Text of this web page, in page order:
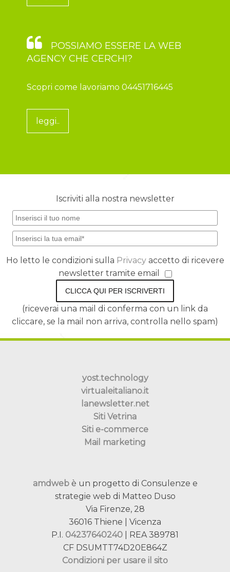
POSSIAMO ESSERE LA WEB
AGENCY CHE CERCHI?
Scopri come lavoriamo 04451716445
leggi..
Iscriviti alla nostra newsletter
Ho letto le condizioni sulla Privacy accetto di ricevere
newsletter tramite email
CLICCA QUI PER ISCRIVERTI
(riceverai una mail di conferma con un link da
cliccare, se la mail non arriva, controlla nello spam)
yost.technology
virtualeitaliano.it
lanewsletter.net
Siti Vetrina
Siti e-commerce
Mail marketing
amdwebè un progetto di Consulenze e
strategie web di Matteo Duso
Via Firenze, 28
36016 Thiene | Vicenza
P.I. 04237640240 | REA 389781
CF DSUMTT74D20E864Z
Condizioni per usare il sito